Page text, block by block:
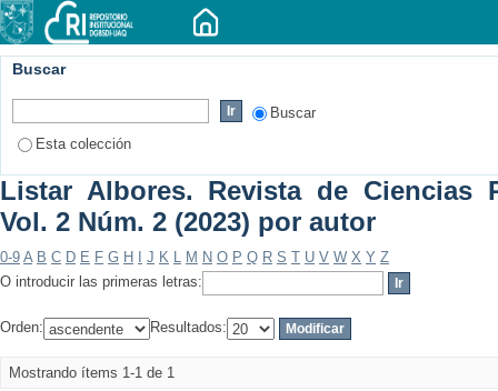
Buscar
Buscar
Esta colección
Listar Albores. Revista de Ciencias
Vol. 2 Núm. 2 (2023) por autor
0-9 A B C D E F G H J K L M N O P Q R S T U V W X Y Z
O introducir las primeras letras:
Orden: Resultados:
Mostrando ítems 1-1 de 1